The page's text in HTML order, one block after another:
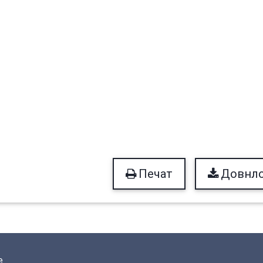
Печат